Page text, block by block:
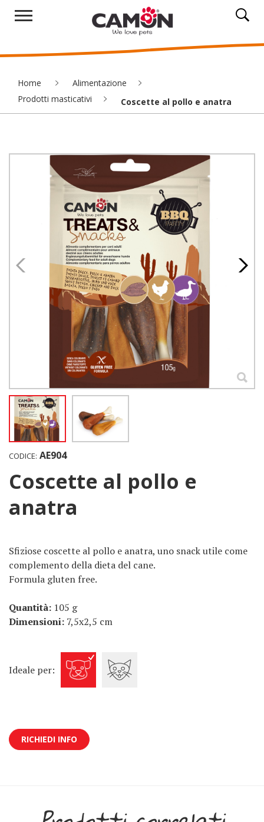
Home
Alimentazione
Prodotti masticativi
Coscette al pollo e anatra
CODICE: AE904
Coscette al pollo e
anatra
Sfiziose coscette al pollo e anatra, uno snack utile come
complemento della dieta del cane.
Formula gluten free.
Quantità: 105 g
Dimensioni: 7,5x2,5 cm
Ideale per:
RICHIEDI INFO